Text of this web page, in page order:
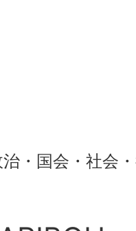
・国会・社会